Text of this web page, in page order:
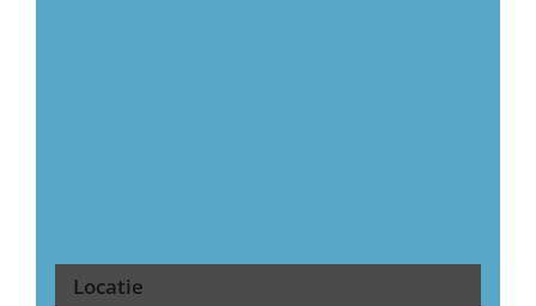
Locatie